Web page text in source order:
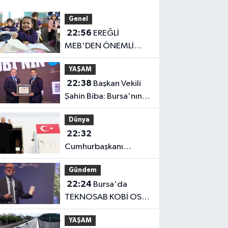
Genel
22:56
MEB'DEN ÖNEMLİ
AÇIKLAMA
YAŞAM
22:38
Şahin Biba: Bursa'nın
geleceğini bütüncül
anlayışla planlıyoruz
Dünya
22:32
Cumhurbaşkanı
Erdoğan, Suudi
Arabistan yolcusu
Gündem
22:24
TEKNOSAB KOBİ OSB
tanıtıldı... Bursa'nın
kalkınma
YAŞAM